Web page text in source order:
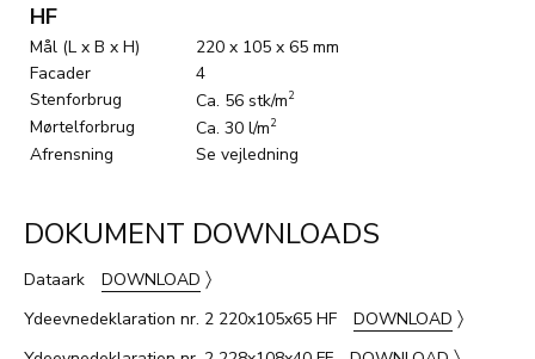
HF
Mål (L x B x H)
220 x 105 x 65 mm
Facader
4
Stenforbrug
Ca. 56 stk/m2
Mørtelforbrug Ca. 30 l/m2
Afrensning Se vejledning
DOKUMENT DOWNLOADS
Dataark DOWNLOAD 〉
Ydeevnedeklaration nr. 2 220x105x65 HF DOWNLOAD 〉